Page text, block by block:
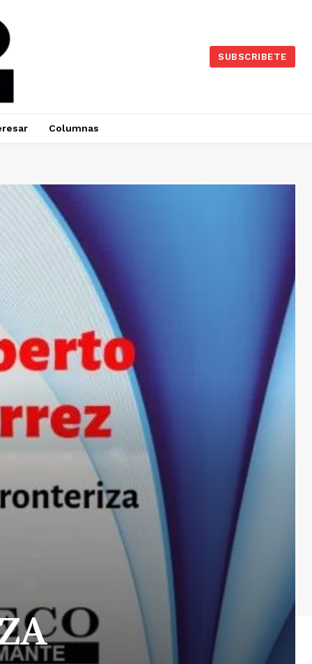
SUBSCRIBETE
Columnas